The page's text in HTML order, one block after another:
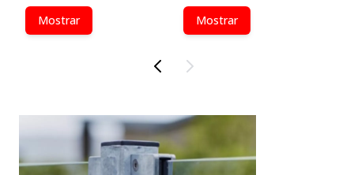
Mostrar Mostrar